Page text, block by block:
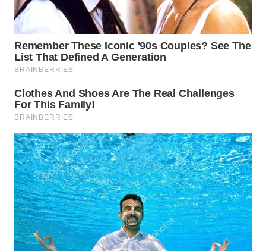
WN
WN
DEPOK
WN
TAPANULI
UTARA
WN
SAMOSIR
WN
PADANG
LAWAS